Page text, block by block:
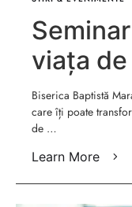
viața de
Biserica Baptistă
care îți poate
de …
Learn More